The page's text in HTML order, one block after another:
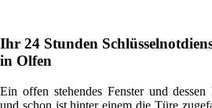
Ihr 24 Stunden
in Olfen
Ein offen stehendes Fenster und
und schon ist hinter einem die Türe